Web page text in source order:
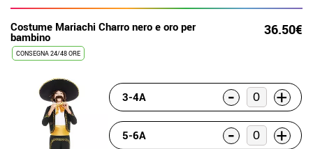
Costume Mariachi Charro nero e oro per
bambino 36.50€
CONSEGNA 24/48 ORE
3-4A - +
5-6A - +